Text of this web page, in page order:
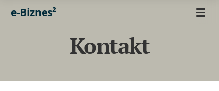
e-Biznes²
Kontakt